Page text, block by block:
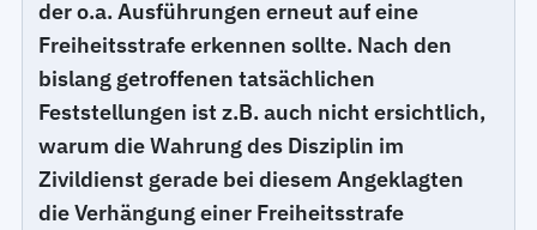
der o.a. Ausführungen erneut auf eine
Freiheitsstrafe erkennen sollte. Nach den
bislang getroffenen tatsächlichen
Feststellungen ist z.B. auch nicht ersichtlich,
warum die Wahrung des Disziplin im
Zivildienst gerade bei diesem Angeklagten
die Verhängung einer Freiheitsstrafe